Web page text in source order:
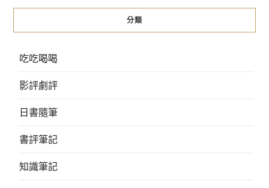
分類
吃吃喝喝
影評劇評
日書隨筆
書評筆記
知識筆記